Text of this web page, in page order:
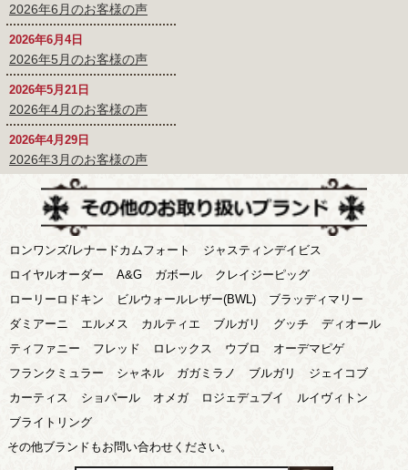
2026年6月のお客様の声
2026年6月4日
2026年5月のお客様の声
2026年5月21日
2026年4月のお客様の声
2026年4月29日
2026年3月のお客様の声
ロンワンズ/レナードカムフォート
ジャスティンデイビス
ロイヤルオーダー
A&G ガボール
クレイジーピッグ
ローリーロドキン
ビルウォールレザー(BWL)
ブラッディマリー
ダミアーニ
エルメス カルティエ ブルガリ グッチ
ディオール
ティファニー
フレッド ロレックス ウブロ
オーデマピゲ
フランクミュラー
シャネル ガガミラノ ブルガリ
ジェイコブ
カーティス
ショパール オメガ ロジェデュブイ
ルイヴィトン
ブライトリング
その他ブランドもお問い合わせください。